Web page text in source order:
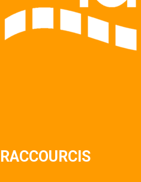
RACCOURCIS